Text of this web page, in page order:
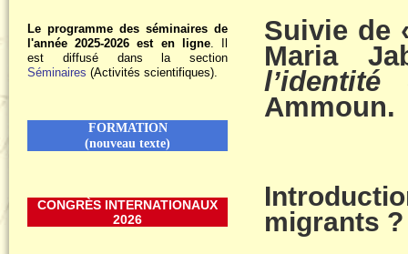
Le programme des séminaires de
l'année 2025-2026 est en ligne. Il
est diffusé dans la section
Séminaires (Activités scientifiques).
FORMATION
(nouveau texte)
CONGRÈS INTERNATIONAUX
2026
Suivie de
Maria
l’identité
Ammoun.
migrants ?